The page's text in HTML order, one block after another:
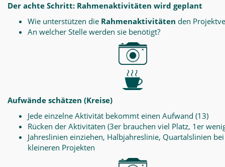
Der achte Schritt: Rahmenaktivitäten wird geplant
Wie unterstützen die Rahmenaktivitäten den
An welcher Stelle werden sie benötigt?
Aufwände schätzen (Kreise)
Jede einzelne Aktivität bekommt einen Aufwand (13)
Rücken der Aktivitäten (3er brauchen viel Platz, 1er
Jahreslinien einziehen, Halbjahreslinie, Quartalslinien bei
kleineren Projekten